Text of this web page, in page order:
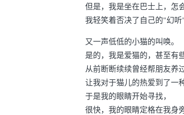
但是，我是坐在巴士上，怎
我轻笑着否决了自己的"幻听"
又一声低低的小猫的叫唤。
是的，我是爱猫的，甚至有
从前断断续续曾经帮朋友养
让我对于猫儿的热爱到了一
于是我的眼睛开始寻找，
很快，我的眼睛定格在我身